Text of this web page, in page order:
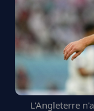
L'Angleterre